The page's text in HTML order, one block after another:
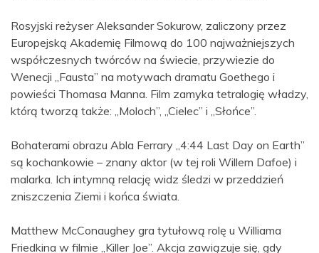
Rosyjski reżyser Aleksander Sokurow, zaliczony przez
Europejską Akademię Filmową do 100 najważniejszych
współczesnych twórców na świecie, przywiezie do
Wenecji „Fausta” na motywach dramatu Goethego i
powieści Thomasa Manna. Film zamyka tetralogię władzy,
którą tworzą także: „Moloch”, „Cielec” i „Słońce”.
Bohaterami obrazu Abla Ferrary „4:44 Last Day on Earth”
są kochankowie – znany aktor (w tej roli Willem Dafoe) i
malarka. Ich intymną relację widz śledzi w przeddzień
zniszczenia Ziemi i końca świata.
Matthew McConaughey gra tytułową rolę u Williama
Friedkina w filmie „Killer Joe”. Akcja zawiązuje się, gdy